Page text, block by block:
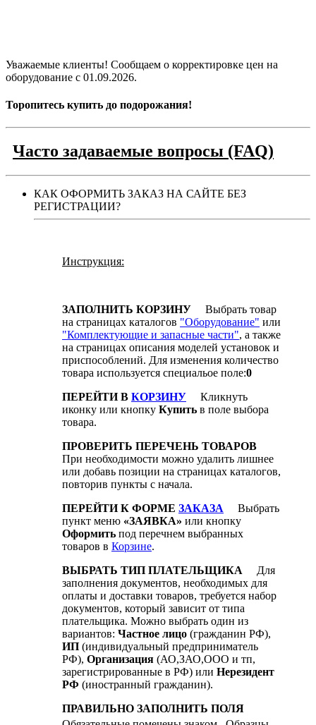
Уважаемые клиенты! Сообщаем о корректировке цен на
оборудование с 01.09.2026.
Торопитесь купить до подорожания!
Часто задаваемые вопросы (FAQ)
КАК ОФОРМИТЬ ЗАКАЗ НА САЙТЕ БЕЗ
РЕГИСТРАЦИИ?
Инструкция:
ЗАПОЛНИТЬ КОРЗИНУ
Выбрать товар
на страницах каталогов "Оборудование" или
"Комплектующие и запасные части", а также
на страницах описания моделей установок и
приспособлений. Для изменения количество
товара используется специальое поле:0
ПЕРЕЙТИ В КОРЗИНУ
Кликнуть
иконку или кнопку Купить в поле выбора
товара.
ПРОВЕРИТЬ ПЕРЕЧЕНЬ ТОВАРОВ
При необходимости можно удалить лишнее
или добавь позиции на страницах каталогов,
повторив пункты с начала.
ПЕРЕЙТИ К ФОРМЕ ЗАКАЗА
Выбрать
пункт меню «ЗАЯВКА» или кнопку
Оформить под перечнем выбранных
товаров в Корзине.
ВЫБРАТЬ ТИП ПЛАТЕЛЬЩИКА
Для
заполнения документов, необходимых для
оплаты и доставки товаров, требуется набор
документов, который зависит от типа
плательщика. Можно выбрать один из
вариантов: Частное лицо (гражданин РФ),
ИП (индивидуальный предприниматель
РФ), Организация (АО,ЗАО,ООО и тп,
зарегистрированные в РФ) или Нерезидент
РФ (иностранный гражданин).
ПРАВИЛЬНО ЗАПОЛНИТЬ ПОЛЯ